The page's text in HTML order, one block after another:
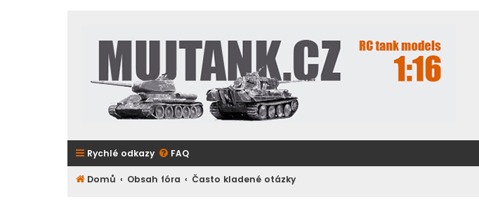
Rychlé odkazy FAQ
Domů Obsah fóra Často kladené otázky